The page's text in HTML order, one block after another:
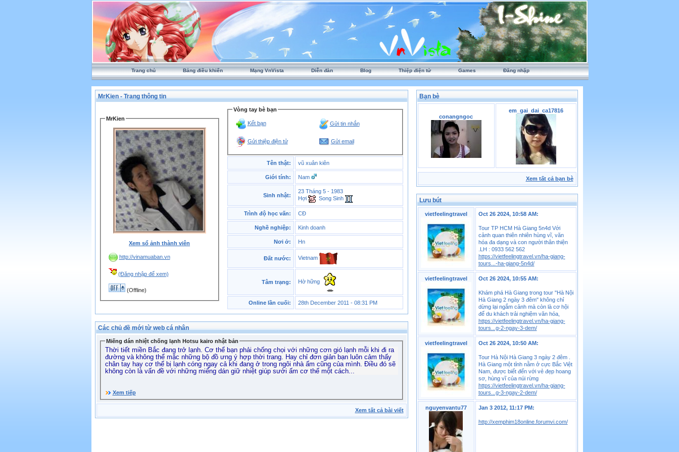
Trang chủ Bảng điều khiển Mạng VnVista Diễn đàn Blog Thiệp điện tử Games Đăng nhập
MrKien - Trang thông tin
MrKien
Xem sổ ảnh thành viên
http://vinamuaban.vn
(Đăng nhập để xem)
(Offline)
Vòng tay bè bạn
Kết bạn Gửi tin nhắn
Gửi thiệp điện tử Gửi email
Tên thật: vũ xuân kiên
Giới tính: Nam
Sinh nhật:
23 Tháng 5 - 1983
Hợi
Song Sinh
Trình độ học vấn: CĐ
Nghề nghiệp: Kinh doanh
Nơi ở: Hn
Đất nước: Vietnam
Tâm trạng: Hờ hững
Online lần cuối: 28th December 2011 - 08:31 PM
Các chủ đề mới từ web cá nhân
Miếng dán nhiệt chống lạnh Hotsu kairo nhật bản
Thời tiết miền Bắc đang trở lạnh. Cơ thể bạn phải chống chọi với những cơn gió lạnh mỗi khi đi ra
đường và không thể mặc những bộ đồ ưng ý hợp thời trang. Hay chỉ đơn giản bạn luôn cảm thấy
chân tay hay cơ thể bị lạnh cóng ngay cả khi đang ở trong ngôi nhà ấm cũng của mình. Điều đó sẽ
không còn là vấn đề với những miếng dán giữ nhiệt giúp sưởi ấm cơ thể một cách...
Xem tiếp
Xem tất cả bài viết
Bạn bè
conangngoc
em_gai_dai_ca17816
Xem tất cả bạn bè
Lưu bút
vietfeelingtravel Oct 26 2024, 10:58 AM:
Tour TP HCM Hà Giang 5n4d Với
cảnh quan thiên nhiên hùng vĩ, văn
hóa đa dạng và con người thân thiện
.LH : 0933 562 562
https://vietfeelingtravel.vn/ha-giang-
tours...-ha-giang-5n4d/
vietfeelingtravel Oct 26 2024, 10:55 AM:
Khám phá Hà Giang trong tour "Hà Nội
Hà Giang 2 ngày 3 đêm" không chỉ
dừng lại ngắm cảnh mà còn là cơ hội
để du khách trải nghiệm văn hóa,
https://vietfeelingtravel.vn/ha-giang-
tours...g-2-ngay-3-dem/
vietfeelingtravel Oct 26 2024, 10:50 AM:
Tour Hà Nội Hà Giang 3 ngày 2 đêm .
Hà Giang một tỉnh nằm ở cực Bắc Việt
Nam, được biết đến với vẻ đẹp hoang
sơ, hùng vĩ của núi rừng
https://vietfeelingtravel.vn/ha-giang-
tours...g-3-ngay-2-dem/
nguyenvantu77 Jan 3 2012, 11:17 PM:
http://xemphim18online.forumvi.com/